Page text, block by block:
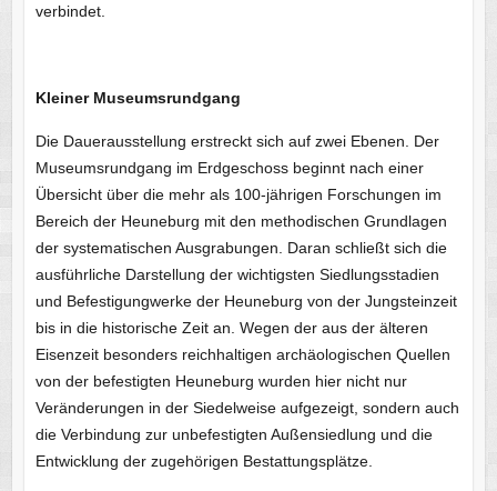
verbindet.
Kleiner Museumsrundgang
Die Dauerausstellung erstreckt sich auf zwei Ebenen. Der
Museumsrundgang im Erdgeschoss beginnt nach einer
Übersicht über die mehr als 100-jährigen Forschungen im
Bereich der Heuneburg mit den methodischen Grundlagen
der systematischen Ausgrabungen. Daran schließt sich die
ausführliche Darstellung der wichtigsten Siedlungsstadien
und Befestigungwerke der Heuneburg von der Jungsteinzeit
bis in die historische Zeit an. Wegen der aus der älteren
Eisenzeit besonders reichhaltigen archäologischen Quellen
von der befestigten Heuneburg wurden hier nicht nur
Veränderungen in der Siedelweise aufgezeigt, sondern auch
die Verbindung zur unbefestigten Außensiedlung und die
Entwicklung der zugehörigen Bestattungsplätze.